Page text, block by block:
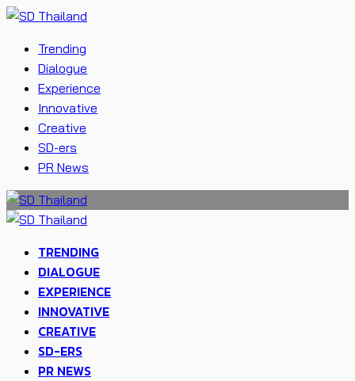
Trending
Dialogue
Experience
Innovative
Creative
SD-ers
PR News
TRENDING
DIALOGUE
EXPERIENCE
INNOVATIVE
CREATIVE
SD-ERS
PR NEWS